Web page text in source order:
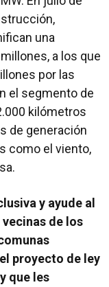
una
a los que
por las
el segmento de
kilómetros
de generación
como el viento,
y ayude al
de los
proyecto de ley
que les